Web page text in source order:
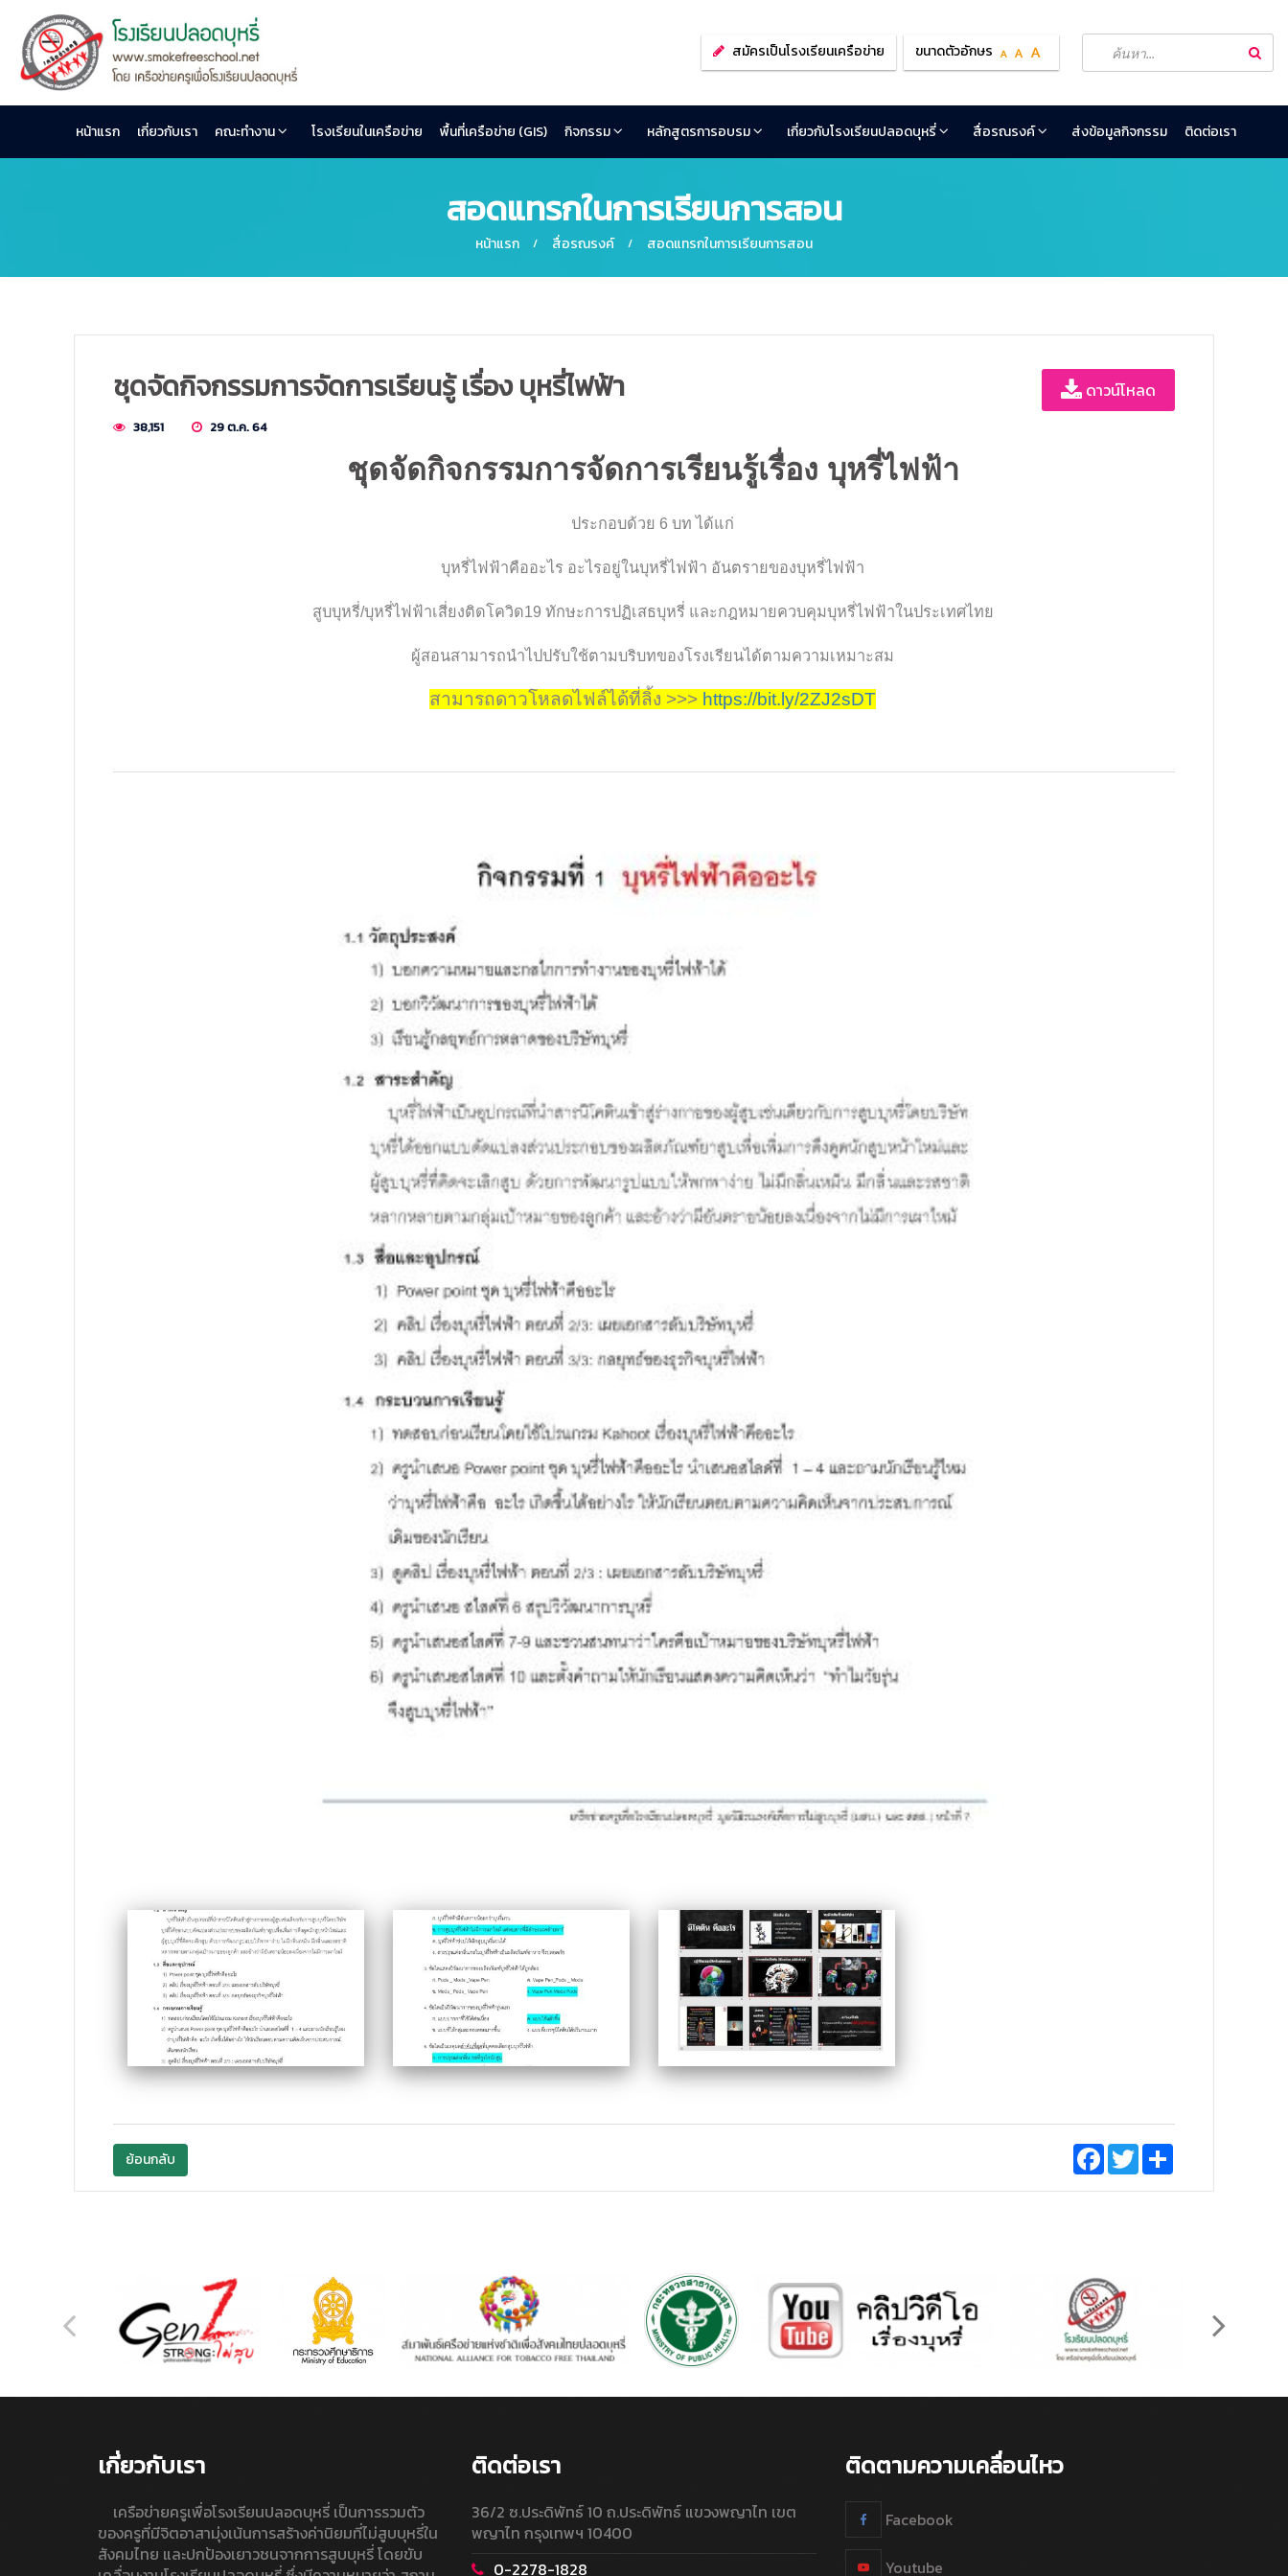
ขนาดตัวอักษร
สมัครเป็นโรงเรียนเครือข่าย
หน้าแรก เกี่ยวกับเรา คณะทำงาน โรงเรียนในเครือข่าย พื้นที่เครือข่าย (GIS) กิจกรรม หลักสูตรการอบรม เกี่ยวกับโรงเรียนปลอดบุหรี่ สื่อรณรงค์ ส่งข้อมูลกิจกรรม ติดต่อเรา
สอดแทรกในการเรียนการสอน
หน้าแรก สื่อรณรงค์ สอดแทรกในการเรียนการสอน
ดาวน์โหลด
ชุดจัดกิจกรรมการจัดการเรียนรู้ เรื่อง บุหรี่ไฟฟ้า
38,151 29 ต.ค. 64
ชุดจัดกิจกรรมการจัดการเรียนรู้เรื่อง บุหรี่ไฟฟ้า
ประกอบด้วย 6 บท ได้แก่
บุหรี่ไฟฟ้าคืออะไร อะไรอยู่ในบุหรี่ไฟฟ้า อันตรายของบุหรี่ไฟฟ้า
สูบบุหรี่/บุหรี่ไฟฟ้าเสี่ยงติดโควิด19 ทักษะการปฏิเสธบุหรี่ และกฎหมายควบคุมบุหรี่ไฟฟ้าในประเทศไทย
ผู้สอนสามารถนำไปปรับใช้ตามบริบทของโรงเรียนได้ตามความเหมาะสม
สามารถดาวโหลดไฟล์ได้ที่ลิ้ง >>> https://bit.ly/2ZJ2sDT
ย้อนกลับ Facebook
Twitter
เกี่ยวกับเรา
เครือข่ายครูเพื่อโรงเรียนปลอดบุหรี่ เป็นการรวมตัว
ของครูที่มีจิตอาสามุ่งเน้นการสร้างค่านิยมที่ไม่สูบบุหรี่ใน
สังคมไทย และปกป้องเยาวชนจากการสูบบุหรี่ โดยขับ
ติดต่อเรา
36/2 ซ.ประดิพัทธ์ 10 ถ.ประดิพัทธ์ แขวงพญาไท เขต
พญาไท กรุงเทพฯ 10400
0-2278-1828
ติดตามความเคลื่อนไหว
Facebook
Youtube